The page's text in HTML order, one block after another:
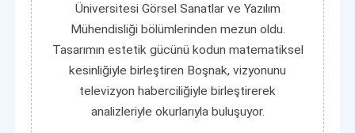
Üniversitesi Görsel Sanatlar ve Yazılım
Mühendisliği bölümlerinden mezun oldu.
Tasarımın estetik gücünü kodun matematiksel
kesinliğiyle birleştiren Boşnak, vizyonunu
televizyon haberciliğiyle birleştirerek
analizleriyle okurlarıyla buluşuyor.